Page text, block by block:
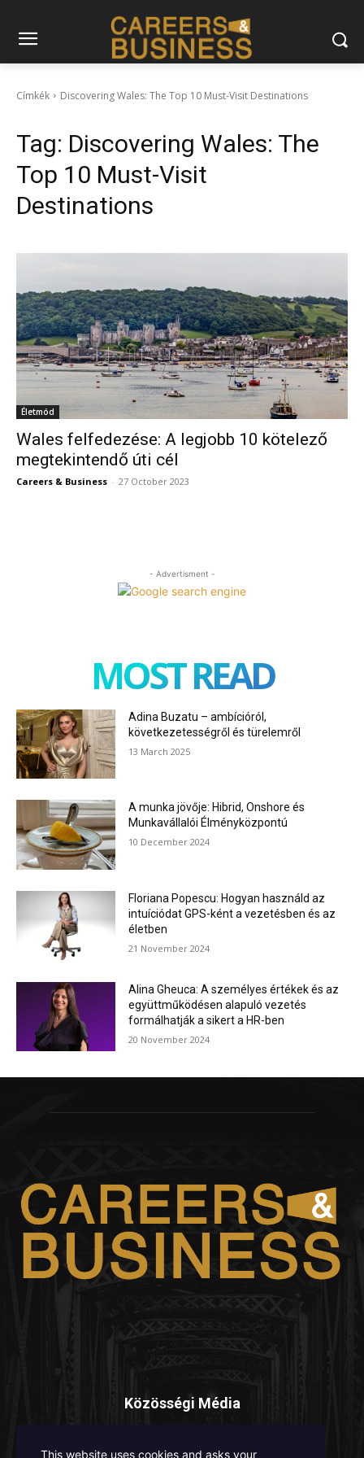
Címkék Discovering Wales: The Top 10 Must-Visit Destinations
Tag: Discovering Wales: The
Top 10 Must-Visit
Destinations
Életmód
Wales felfedezése: A legjobb 10 kötelező
megtekintendő úti cél
Careers & Business - 27 October 2023
- Advertisment -
MOST READ
Adina Buzatu – ambícióról,
következetességről és türelemről
13 March 2025
A munka jövője: Hibrid, Onshore és
Munkavállalói Élményközpontú
10 December 2024
Floriana Popescu: Hogyan használd az
intuíciódat GPS-ként a vezetésben és az
életben
21 November 2024
Alina Gheuca: A személyes értékek és az
együttműködésen alapuló vezetés
formálhatják a sikert a HR-ben
20 November 2024
Közösségi Média
This website uses cookies and asks your